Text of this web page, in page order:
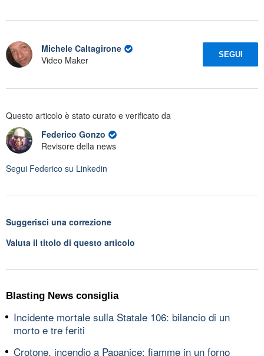
Michele Caltagirone
Video Maker
SEGUI
Questo articolo è stato curato e verificato da
Federico Gonzo
Revisore della news
Segui Federico su Linkedin
Suggerisci una correzione
Valuta il titolo di questo articolo
Blasting News consiglia
Incidente mortale sulla Statale 106: bilancio di un
morto e tre feriti
Crotone, incendio a Papanice: fiamme in un forno